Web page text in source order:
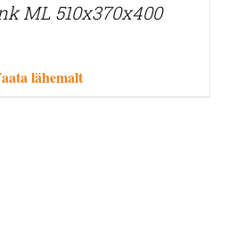
ML 510x370x400
lähemalt